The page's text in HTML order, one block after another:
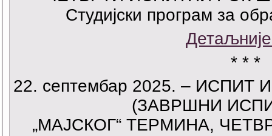
Студијски програм за
* * *
22. септембар 2025. –
(ЗАВРШНИ
„МАЈСКОГ“ ТЕРМИНА,